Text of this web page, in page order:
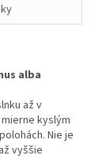
alba
až v
kyslým
Nie je
vyššie